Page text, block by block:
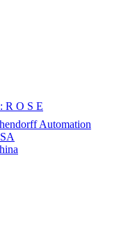
R O S E
Automation